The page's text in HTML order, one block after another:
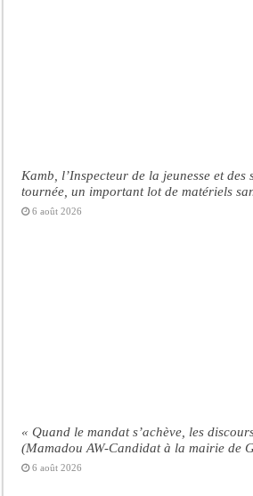
Kamb, l’Inspecteur de la jeunesse et
tournée, un important lot de matériels
6 août 2026
« Quand le mandat s’achève, les
(Mamadou AW-Candidat à la mairie de
6 août 2026